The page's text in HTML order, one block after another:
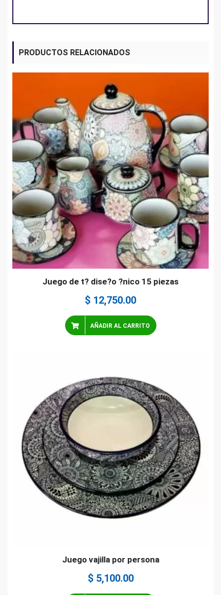
PRODUCTOS RELACIONADOS
Juego de t? dise?o ?nico 15 piezas
$ 12,750.00
AÑADIR AL CARRITO
Juego vajilla por persona
$ 5,100.00